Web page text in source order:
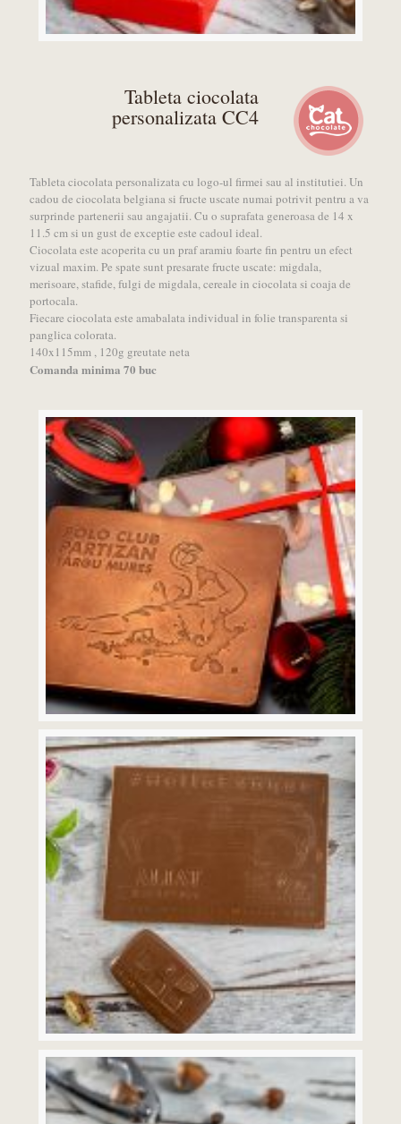
Tableta ciocolata
personalizata CC4
Tableta ciocolata personalizata cu logo-ul firmei sau al institutiei. Un
cadou de ciocolata belgiana si fructe uscate numai potrivit pentru a va
surprinde partenerii sau angajatii. Cu o suprafata generoasa de 14 x
11.5 cm si un gust de exceptie este cadoul ideal.
Ciocolata este acoperita cu un praf aramiu foarte fin pentru un efect
vizual maxim. Pe spate sunt presarate fructe uscate: migdala,
merisoare, stafide, fulgi de migdala, cereale in ciocolata si coaja de
portocala.
Fiecare ciocolata este amabalata individual in folie transparenta si
panglica colorata.
140x115mm , 120g greutate neta
Comanda minima 70 buc